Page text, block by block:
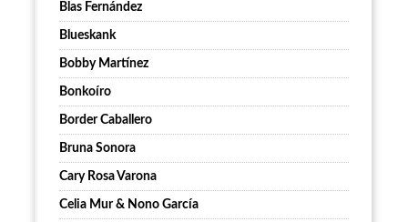
Blas Fernández
Blueskank
Bobby Martínez
Bonkoíro
Border Caballero
Bruna Sonora
Cary Rosa Varona
Celia Mur & Nono García